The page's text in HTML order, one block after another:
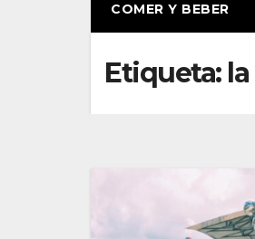
COMER Y BEBER
Etiqueta: